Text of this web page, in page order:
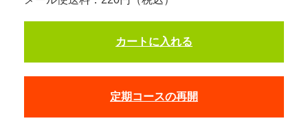
カートに入れる
定期コースの再開